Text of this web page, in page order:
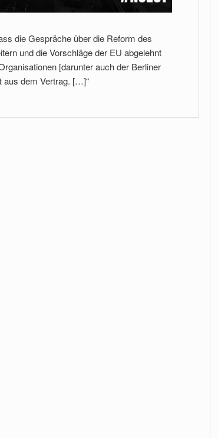
die Gespräche über die Reform des
und die Vorschläge der EU abgelehnt
[darunter auch der Berliner
aus dem Vertrag. […]“